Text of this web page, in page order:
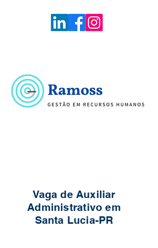
Vaga de Auxiliar
Administrativo em
Santa Lucia-PR